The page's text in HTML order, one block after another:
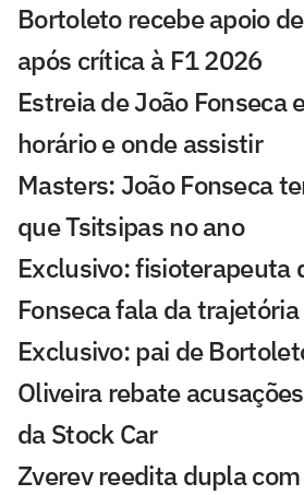
Bortoleto recebe apoio
após crítica à F1 2026
Estreia de João Fonseca
horário e onde assistir
Masters: João Fonseca
que Tsitsipas no ano
Exclusivo: fisioterapeuta
Fonseca fala da
Exclusivo: pai de
Oliveira rebate
da Stock Car
Zverev reedita dupla